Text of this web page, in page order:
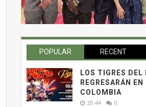
POPULAR RECENT
LOS TIGRES DEL
REGRESARÁN
COLOMBIA
20:44 0